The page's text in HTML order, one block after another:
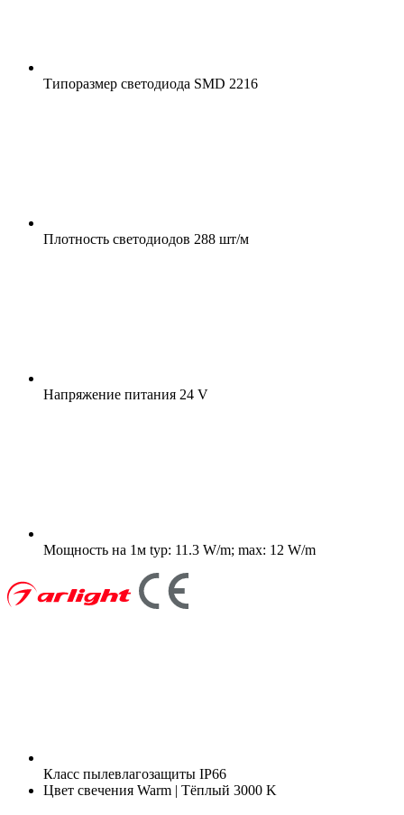
Типоразмер светодиода SMD 2216
Плотность светодиодов 288 шт/м
Напряжение питания 24 V
Мощность на 1м typ: 11.3 W/m; max: 12 W/m
Класс пылевлагозащиты IP66
Цвет свечения Warm | Тёплый 3000 K